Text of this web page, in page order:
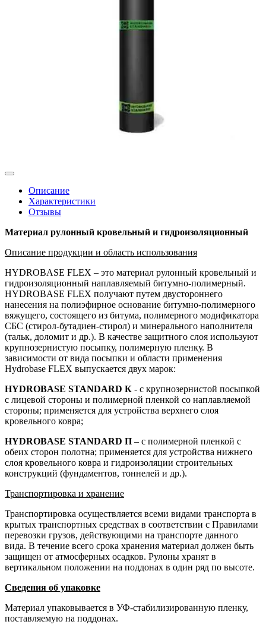
Описание
Характеристики
Отзывы
Материал рулонный кровельный и гидроизоляционный
Описание продукции и область использования
HYDROBASE FLEX – это материал рулонный кровельный и
гидроизоляционный наплавляемый битумно-полимерный.
HYDROBASE FLEX получают путем двустороннего
нанесения на полиэфирное основание битумно-полимерного
вяжущего, состоящего из битума, полимерного модификатора
СБС (стирол-бутадиен-стирол) и минерального наполнителя
(тальк, доломит и др.). В качестве защитного слоя используют
крупнозернистую посыпку, полимерную пленку. В
зависимости от вида посыпки и области применения
Hydrobase FLEX выпускается двух марок:
HYDROBASE STANDARD К - с крупнозернистой посыпкой
с лицевой стороны и полимерной пленкой со наплавляемой
стороны; применяется для устройства верхнего слоя
кровельного ковра;
HYDROBASE STANDARD П – с полимерной пленкой с
обеих сторон полотна; применяется для устройства нижнего
слоя кровельного ковра и гидроизоляции строительных
конструкций (фундаментов, тоннелей и др.).
Транспортировка и хранение
Транспортировка осуществляется всеми видами транспорта в
крытых транспортных средствах в соответствии с Правилами
перевозки грузов, действующими на транспорте данного
вида. В течение всего срока хранения материал должен быть
защищен от атмосферных осадков. Рулоны хранят в
вертикальном положении на поддонах в один ряд по высоте.
Сведения об упаковке
Материал упаковывается в УФ-стабилизированную пленку,
поставляемую на поддонах.